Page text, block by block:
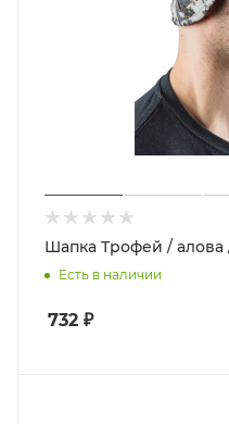
Шапка Трофей /
Есть в наличии
732 ₽